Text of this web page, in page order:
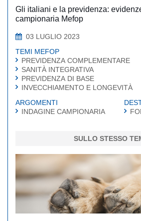
Gli italiani e la previdenza:
campionaria Mefop
03 LUGLIO 2023
TEMI MEFOP
PREVIDENZA COMPLEMENTARE
SANITÀ INTEGRATIVA
PREVIDENZA DI BASE
INVECCHIAMENTO E LONGEVITÀ
ARGOMENTI
INDAGINE CAMPIONARIA
SULLO STESSO